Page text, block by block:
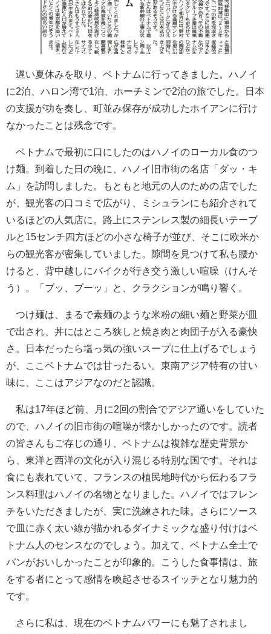
遅い夏休みを取り、ベトナムに行ってきました。ハノイ
に2泊、ハロン湾で1泊、ホーチミンで2泊の旅でした。日本
の支援が功を奏し、町並み保存が成功したホイアンに行け
なかったことは残念です。
ベトナムで最初に口にしたのはハノイのローカル食のつ
け麺。到着した日の晩に、ハノイ旧市街の名店「ダッ・キ
ム」を訪問しました。もともと地元の人のための店でした
が、観光客の口コミで広がり、ミシュランにも紹介されて
いるほどの人気店に。路上にステンレス製の細長いテーブ
ルと15センチ四方ほどの小さな椅子が並び、そこに欧米か
らの観光客が密集していました。隙間を見つけて私も腰か
けると、背中越しにバイクが行き交う激しい喧噪（けんそ
う）。「ブッ、ブーッ」と、クラクションが鳴り響く。
つけ麺は、まるで素麺のような米粉の細い麺と野菜が皿
で出され、丼にはところ狭しと焼き肉と肉団子が入る豪快
さ。日本だったら塩っ気の強いスープに仕上げるでしょう
が、ここベトナムでは甘ったるい。東南アジア特有の甘い
味に、ここはアジアなのだと認識。
私は17年ほど前、月に2回の割合でアジア通いをしていた
ので、ハノイの旧市街の喧噪が懐かしかったのです。読者
の皆さんもご存じの通り、ベトナムは複雑な歴史背景か
ら、東洋と西洋の文化が入り混じる特別な国です。それは
食にも表れていて、フランスの植民地時代から伝わるフラ
ンス料理はハノイの名物となりました。ハノイではフレン
チをいただきましたが、実に洗練された味。さらにソース
で皿に赤く太い線が描かれるダイナミックな盛り付けはベ
トナム人のセンスなのでしょう。加えて、ベトナム全土で
パンがおいしかったことが印象的。こうした食事情は、旅
をする者にとって感情を喚起させるスイッチとなり魅力的
です。
さらに私は、現在のベトナムパワーにも魅了されまし